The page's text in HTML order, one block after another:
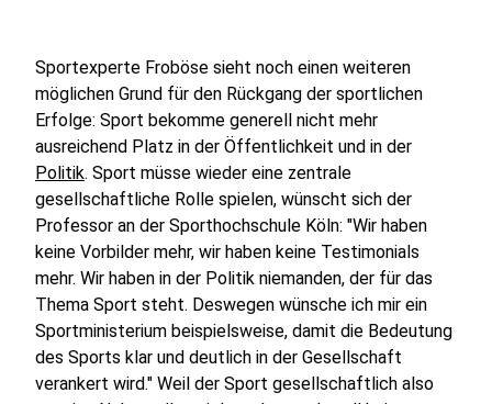
Sportexperte Froböse sieht noch einen weiteren
möglichen Grund für den Rückgang der sportlichen
Erfolge: Sport bekomme generell nicht mehr
ausreichend Platz in der Öffentlichkeit und in der
Politik. Sport müsse wieder eine zentrale
gesellschaftliche Rolle spielen, wünscht sich der
Professor an der Sporthochschule Köln: "Wir haben
keine Vorbilder mehr, wir haben keine Testimonials
mehr. Wir haben in der Politik niemanden, der für das
Thema Sport steht. Deswegen wünsche ich mir ein
Sportministerium beispielsweise, damit die Bedeutung
des Sports klar und deutlich in der Gesellschaft
verankert wird." Weil der Sport gesellschaftlich also